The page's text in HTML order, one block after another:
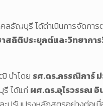
ลธัญบุรี ได้ดำเนินการจัด
ถิติประยุกต์และวิทยาการ
นำโดย รศ.ดร.กรรณิการ์
รี ได้แก่ ผศ.ดร.อุไรวรรณ